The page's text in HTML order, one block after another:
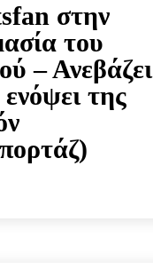
στην
του
– Ανεβάζει
της